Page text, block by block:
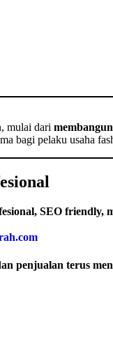
mulai dari
bagi pelaku usaha
SEO friendly,
penjualan terus